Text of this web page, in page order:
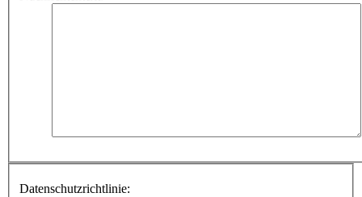
Datenschutzrichtlinie: